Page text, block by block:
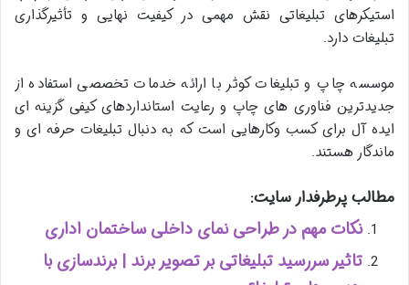
استیکرهای تبلیغاتی نقش مهمی در کیفیت نهایی و تأثیرگذاری
تبلیغات دارد.
موسسه چاپ و تبلیغات کوثر با ارائه خدمات تخصصی استفاده از
جدیدترین فناوری های چاپ و رعایت استانداردهای کیفی گزینه ای
ایده آل برای کسب وکارهایی است که به دنبال تبلیغات حرفه ای و
ماندگار هستند.
مطالب پرطرفدار سایت:
نکات مهم در طراحی نمای داخلی ساختمان اداری
تاثیر سررسید تبلیغاتی بر تصویر برند | برندسازی با